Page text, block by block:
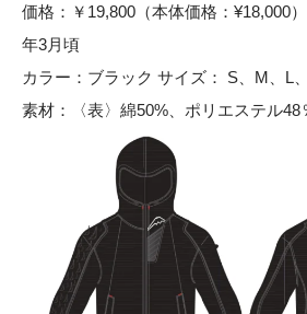
価格：￥19,800（本体価格：¥18,000
年3月頃
カラー：ブラック サイズ： S、M、L
素材：〈表〉綿50%、ポリエステル48